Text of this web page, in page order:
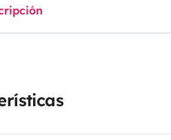
grandes e pequenas ,